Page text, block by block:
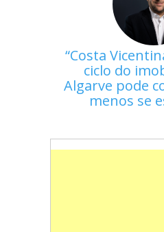
Costa
ciclo do
Algarve pode
menos se